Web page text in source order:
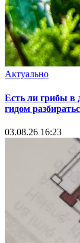
Актуально
Есть ли грибы в
гидом
03.08.26 16:23